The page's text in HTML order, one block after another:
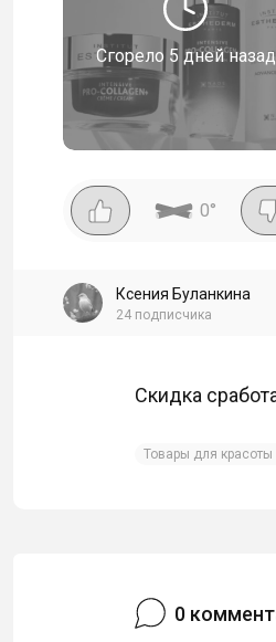
Сгорело 5 дней назад
0°
Ксения Буланкина
24 подписчика
Скидка
Товары для красоты
0